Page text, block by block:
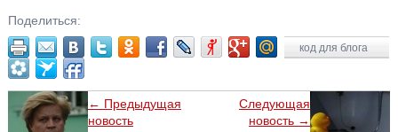
Поделиться:
код для блога
← Предыдущая
новость
Следующая
новость →